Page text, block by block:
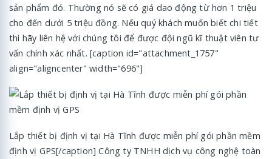
sản phẩm đó. Thường nó sẽ có giá dao động từ hơn 1 triệu
cho đến dưới 5 triệu đồng. Nếu quý khách muốn biết chi tiết
thì hãy liên hệ với chúng tôi để được đội ngũ kĩ thuật viên tư
vấn chính xác nhất. [caption id="attachment_1757"
align="aligncenter" width="696"]
Lắp thiết bị định vị tại Hà Tĩnh được miễn phí gói phần mềm
định vị GPS[/caption] Công ty TNHH dịch vụ công nghệ toàn